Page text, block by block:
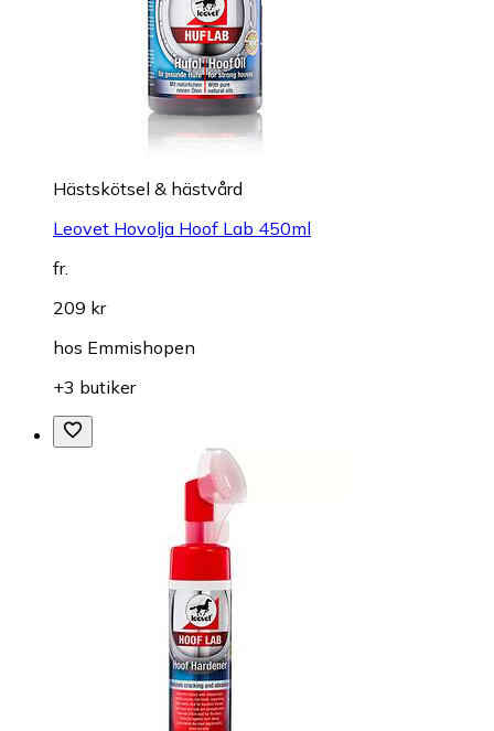
Hästskötsel & hästvård
Leovet Hovolja Hoof Lab 450ml
fr.
209 kr
hos Emmishopen
+3 butiker